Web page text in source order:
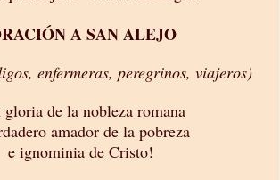
A SAN ALEJO
enfermeras, peregrinos, viajeros)
gloria de la nobleza romana
amador de la pobreza
e ignominia de Cristo!